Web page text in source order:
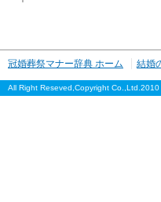
冠婚葬祭マナー辞典 ホーム 結婚
All Right Reseved,Copyright